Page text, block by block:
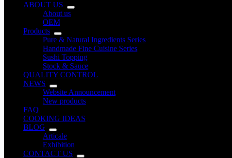
ABOUT US
About us
OEM
Products
Pure & Natural Ingredients Series
Handmade Fine Cuisine Series
Sushi Topping
Stock & Sauce
QUALITY CONTROL
NEWS
Website Announcement
New products
FAQ
COOKING IDEAS
BLOG
Articale
Exhibition
CONTACT US